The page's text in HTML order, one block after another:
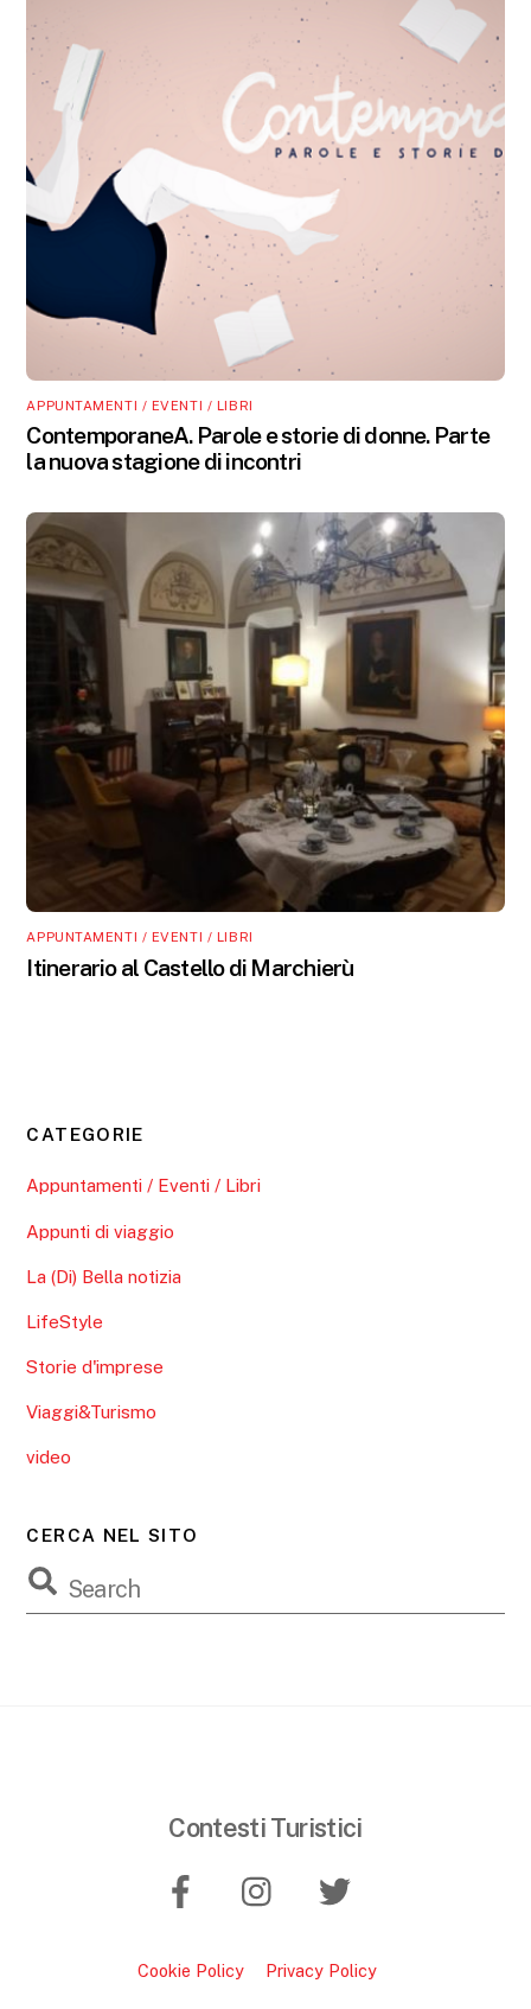
APPUNTAMENTI / EVENTI / LIBRI
ContemporaneA. Parole e storie di donne. Parte
la nuova stagione di incontri
APPUNTAMENTI / EVENTI / LIBRI
Itinerario al Castello di Marchierù
CATEGORIE
Appuntamenti / Eventi / Libri
Appunti di viaggio
La (Di) Bella notizia
LifeStyle
Storie d'imprese
Viaggi&Turismo
video
CERCA NEL SITO
Contesti Turistici
Cookie Policy Privacy Policy